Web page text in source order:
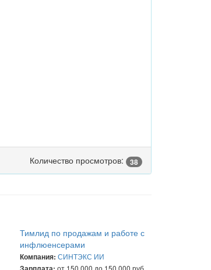
Количество просмотров: 38
Тимлид по продажам и работе с
инфлюенсерами
Компания: СИНТЭКС ИИ